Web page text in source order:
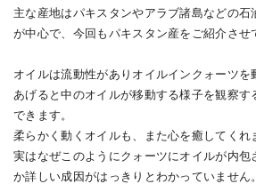
主な産地はパキスタンやアラブ諸島などの石
が中心で、 今回もパキスタン産をご紹介させ
オイルは流動性がありオイルインクォーツを
あげると中のオイルが移動する様子を観察す
できます。
柔らかく動くオイルも、また心を癒してくれ
実はなぜこのようにクォーツにオイルが内包
か詳しい成因がはっきりとわかっていません。